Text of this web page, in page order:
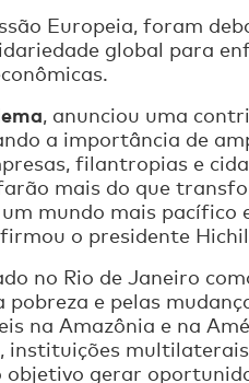
Europeia, foram
global para
, anunciou uma
a importância de
filantropias e
mais do que
mundo mais pacífico
o presidente
no Rio de Janeiro
e pelas
na Amazônia e na
gerar